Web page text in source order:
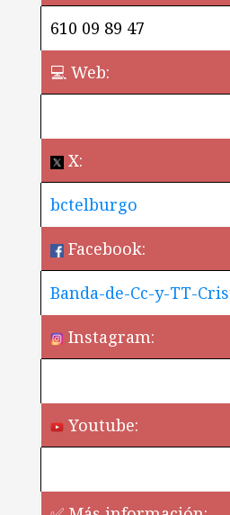
610 09 89 47
💻 Web:
X:
bctelburgo
Facebook:
Banda-de-Cc-y-TT-
Instagram:
Youtube: